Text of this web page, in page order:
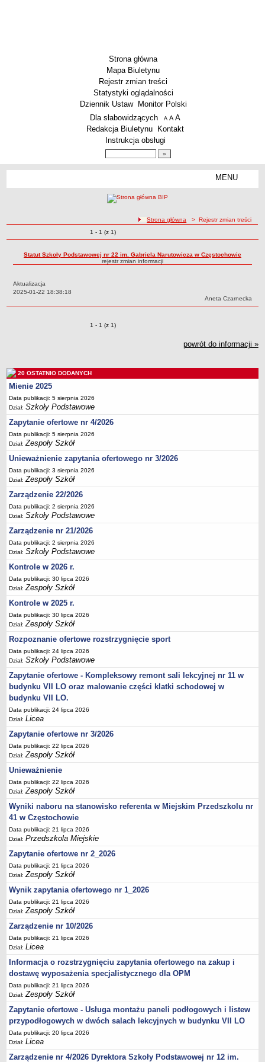
Strona główna
Mapa Biuletynu
Rejestr zmian treści
Statystyki oglądalności
Dziennik Ustaw
Monitor Polski
Menu dodatkowe
Dla słabowidzących A pomniejsz czcionkę
A standardowy rozmiar czcionki
A
Redakcja Biuletynu
Kontakt
Instrukcja obsługi
MENU
Techniczne Zakłady Naukowe
PRZEDSZKOLA
ARCHIWUM SZKÓŁ I PLACÓWEK
Zlikwidowane gimnazja
Specjalny Ośrodek nr 5
BURSA MIEJSKA
Dane podstawowe
Statut
Majątek
Godziny dyżurów
Zarządzenia
Kontrole
Rejestry, ewidencje, archiwa
Sprawozdania
Deklaracja dostępności
PORADNIE PSYCHOLOGICZNO-PEDAGOGICZNE
Zespół Poradni
BIURO FINANSÓW OŚWIATY
Dane podstawowe
Majątek
Godziny dyżurów
Ogłoszenia
Zarządzenia
Rejestry, ewidencje, archiwa
Kontrole
PONOWNE WYKORZYSTYWANIE
Sprawozdania
Deklaracja dostępności
DEKLARACJA DOSTĘPNOŚCI
OŚWIADCZENIA MAJĄTKOWE
PONOWNE WYKORZYSTYWANIE
UDOSTĘPNIANIE INFORMACJI PUBLICZNEJ
OCHRONA DANYCH OSOBOWYCH
ścieżka nawigacji
Strona główna > Rejestr zmian treści
Zmiany o pozycjach
1 - 1 (z 1)
Statut Szkoły Podstawowej nr 22 im. Gabriela Narutowicza w Częstochowie
rejestr zmian informacji
Aktualizacja
Data:
2025-01-22 18:38:18
Autor:
Aneta Czarnecka
Zmiany o pozycjach
1 - 1 (z 1)
powrót do informacji »
20 OSTATNIO DODANYCH
Mienie 2025
Data publikacji: 5 sierpnia 2026
Dział:Szkoły Podstawowe
Zapytanie ofertowe nr 4/2026
Data publikacji: 5 sierpnia 2026
Dział:Zespoły Szkół
Unieważnienie zapytania ofertowego nr 3/2026
Data publikacji: 3 sierpnia 2026
Dział:Zespoły Szkół
Zarządzenie 22/2026
Data publikacji: 2 sierpnia 2026
Dział:Szkoły Podstawowe
Zarządzenie nr 21/2026
Data publikacji: 2 sierpnia 2026
Dział:Szkoły Podstawowe
Kontrole w 2026 r.
Data publikacji: 30 lipca 2026
Dział:Zespoły Szkół
Kontrole w 2025 r.
Data publikacji: 30 lipca 2026
Dział:Zespoły Szkół
Rozpoznanie ofertowe rozstrzygnięcie sport
Data publikacji: 24 lipca 2026
Dział:Szkoły Podstawowe
Zapytanie ofertowe - Kompleksowy remont sali lekcyjnej nr 11 w
budynku VII LO oraz malowanie części klatki schodowej w
budynku VII LO.
Data publikacji: 24 lipca 2026
Dział:Licea
Zapytanie ofertowe nr 3/2026
Data publikacji: 22 lipca 2026
Dział:Zespoły Szkół
Unieważnienie
Data publikacji: 22 lipca 2026
Dział:Zespoły Szkół
Wyniki naboru na stanowisko referenta w Miejskim Przedszkolu nr
41 w Częstochowie
Data publikacji: 21 lipca 2026
Dział:Przedszkola Miejskie
Zapytanie ofertowe nr 2_2026
Data publikacji: 21 lipca 2026
Dział:Zespoły Szkół
Wynik zapytania ofertowego nr 1_2026
Data publikacji: 21 lipca 2026
Dział:Zespoły Szkół
Zarządzenie nr 10/2026
Data publikacji: 21 lipca 2026
Dział:Licea
Informacja o rozstrzygnięciu zapytania ofertowego na zakup i
dostawę wyposażenia specjalistycznego dla OPM
Data publikacji: 21 lipca 2026
Dział:Zespoły Szkół
Zapytanie ofertowe - Usługa montażu paneli podłogowych i listew
przypodłogowych w dwóch salach lekcyjnych w budynku VII LO
Data publikacji: 20 lipca 2026
Dział:Licea
Zarządzenie nr 4/2026 Dyrektora Szkoły Podstawowej nr 12 im.